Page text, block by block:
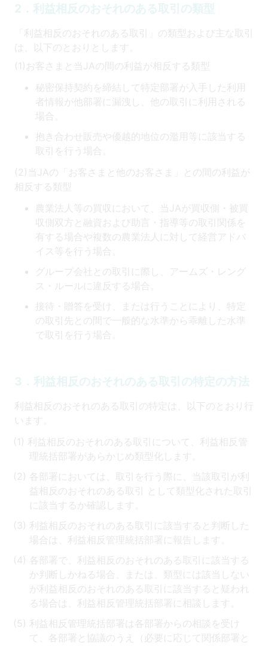
2．利益相反のおそれのある取引の類型
「利益相反のおそれのある取引」の類型および主な取引
は、以下のとおりとします。
(1)お客さまと当JAの間の利益が相反する類型
秘密保持契約を締結して特定部署が入手した利用
者情報が他部署に漏洩し、他の取引に利用される
場合。
抱き合わせ販売や優越的地位の濫用等に該当する
取引を行う場合。
(2)当JAの「お客さまと他のお客さま」との間の利益が
相反する類型
農業法人等の買収において、当JAが買収側・被買
収側双方と融資および助言・指導等の取引関係を
有する場合や複数の農業法人に対して経営アドバ
イス等を行う場合。
グループ会社との取引に際し、アームズ・レング
ス・ルールに違反する場合。
接待・贈答を受け、または行うことにより、特定
の取引先との間で一般的な水準から乖離した水準
で取引を行う場合。
3．利益相反のおそれのある取引の特定の方法
利益相反のおそれのある取引の特定は、以下のとおり行
います。
利益相反のおそれのある取引について、利益相反管
理統括部署があらかじめ類型化します。
各部署においては、取引を行う際に、当該取引が利
益相反のおそれのある取引 として類型化された取引
に該当するか確認します。
利益相反のおそれのある取引に該当すると判断した
場合は、利益相反管理統括部署に報告します。
各部署で、利益相反のおそれのある取引に該当する
か判断しかねる場合、または、類型には該当しない
が利益相反のおそれのある取引に該当すると疑われ
る場合は、利益相反管理統括部署に相談します。
利益相反管理統括部署は各部署からの相談を受け
て、各部署と協議のうえ（必要に応じて関係部署と